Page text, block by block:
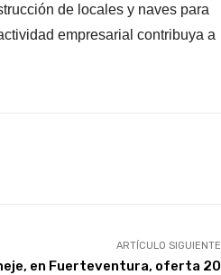
de locales y naves para
empresarial contribuya a
ARTÍCULO SIGUIENTE
en Fuerteventura, oferta 20